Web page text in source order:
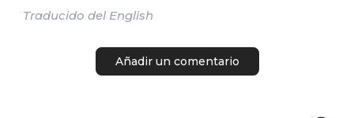
Traducido del English
Añadir un comentario